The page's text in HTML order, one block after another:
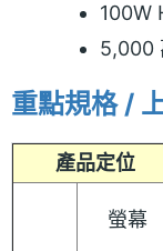
100W
5,000
重點規格 /
產品定位
螢幕